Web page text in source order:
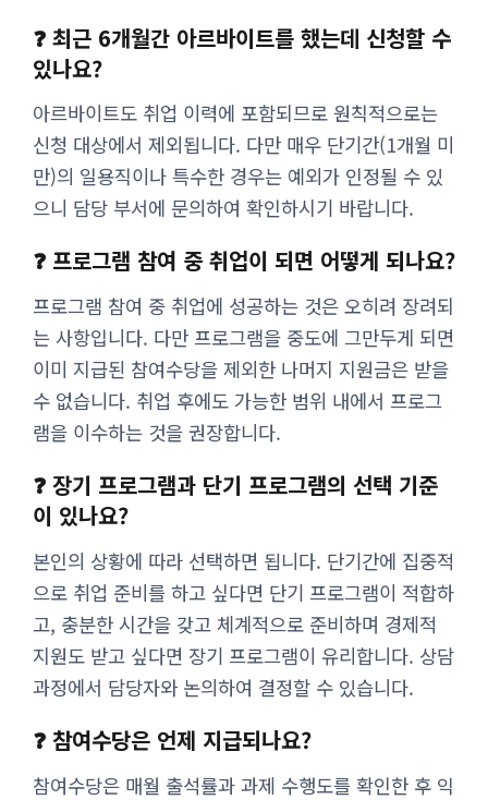
❓ 최근 6개월간 아르바이트를 했는데 신청할 수
있나요?
아르바이트도 취업 이력에 포함되므로 원칙적으로는
신청 대상에서 제외됩니다. 다만 매우 단기간(1개월 미
만)의 일용직이나 특수한 경우는 예외가 인정될 수 있
으니 담당 부서에 문의하여 확인하시기 바랍니다.
❓ 프로그램 참여 중 취업이 되면 어떻게 되나요?
프로그램 참여 중 취업에 성공하는 것은 오히려 장려되
는 사항입니다. 다만 프로그램을 중도에 그만두게 되면
이미 지급된 참여수당을 제외한 나머지 지원금은 받을
수 없습니다. 취업 후에도 가능한 범위 내에서 프로그
램을 이수하는 것을 권장합니다.
❓ 장기 프로그램과 단기 프로그램의 선택 기준
이 있나요?
본인의 상황에 따라 선택하면 됩니다. 단기간에 집중적
으로 취업 준비를 하고 싶다면 단기 프로그램이 적합하
고, 충분한 시간을 갖고 체계적으로 준비하며 경제적
지원도 받고 싶다면 장기 프로그램이 유리합니다. 상담
과정에서 담당자와 논의하여 결정할 수 있습니다.
❓ 참여수당은 언제 지급되나요?
참여수당은 매월 출석률과 과제 수행도를 확인한 후 익